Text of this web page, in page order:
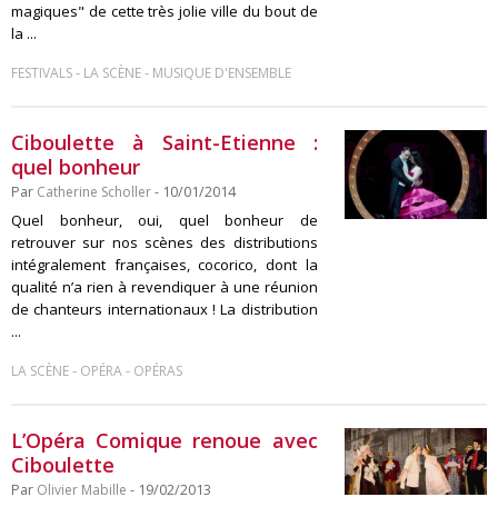
magiques" de cette très jolie ville du bout de
la ...
FESTIVALS- LA SCÈNE- MUSIQUE D'ENSEMBLE
Ciboulette à Saint-Etienne :
quel bonheur
Par Catherine Scholler- 10/01/2014
Quel bonheur, oui, quel bonheur de
retrouver sur nos scènes des distributions
intégralement françaises, cocorico, dont la
qualité n’a rien à revendiquer à une réunion
de chanteurs internationaux ! La distribution
...
LA SCÈNE- OPÉRA- OPÉRAS
L’Opéra Comique renoue avec
Ciboulette
Par Olivier Mabille - 19/02/2013